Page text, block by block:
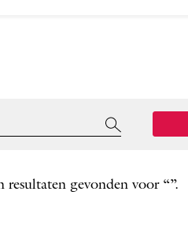
resultaten gevonden voor “”.